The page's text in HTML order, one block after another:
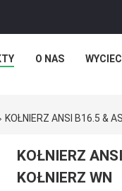
O NAS
KOŁNIERZ ANSI B16.5 &
KOŁNIERZ
KOŁNIERZ WN